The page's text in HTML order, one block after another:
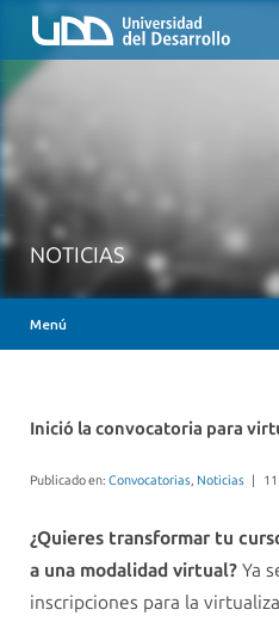
NOTICIAS
Menú
Inicio
QUIÉNES SOMOS
MESA AYUDA CANVAS
INSIGNIAS DIGITALES
Inició la convocatoria para
Publicado en: Convocatorias, Noticias
¿Quieres transformar tu
a una modalidad virtual? Ya
inscripciones para la